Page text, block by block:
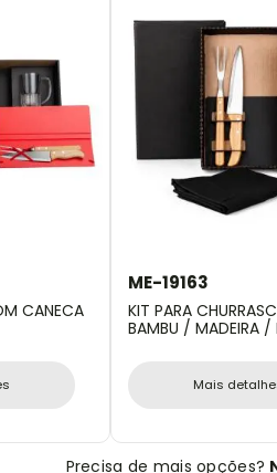
CANECA
ME-19163
KIT PARA
BAMBU / MADEIRA
Mais
Precisa de mais opções?